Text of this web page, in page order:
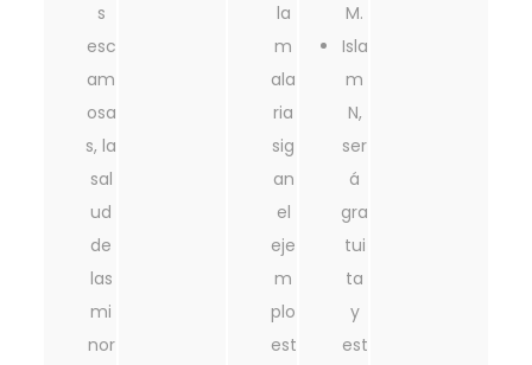
s
esc
am
osa
s, la
sal
ud
de
las
mi
nor
la
m
ala
ria
sig
an
el
eje
m
plo
est
M.
Isla
m
N,
ser
á
gra
tui
ta
y
est